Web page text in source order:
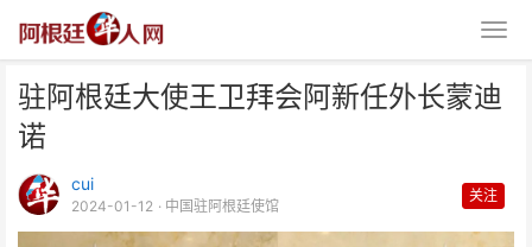
驻阿根廷大使王卫拜会阿新任外长蒙迪
诺
cui
2024-01-12 · 中国驻阿根廷使馆
关注